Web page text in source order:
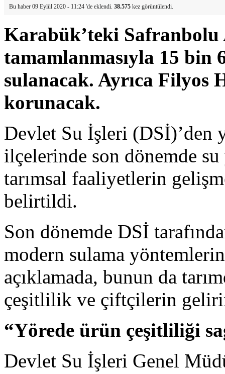
Bu haber 09 Eylül 2020 - 11:24 'de eklendi. 38.575 kez görüntülendi.
Karabük’teki Safranbolu
tamamlanmasıyla 15 bin
sulanacak. Ayrıca Filyos
korunacak.
Devlet Su İşleri (DSİ)’den
ilçelerinde son dönemde su
tarımsal faaliyetlerin
belirtildi.
Son dönemde DSİ
modern sulama
açıklamada, bunun da
çeşitlilik ve çiftçilerin
“Yörede ürün çeşitliliği
Devlet Su İşleri Genel